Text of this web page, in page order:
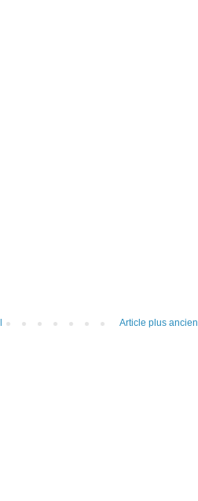
Article plus ancien